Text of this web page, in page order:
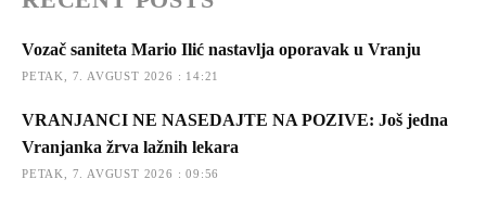
Vozač saniteta Mario Ilić nastavlja oporavak u Vranju
PETAK, 7. AVGUST 2026 : 14:21
VRANJANCI NE NASEDAJTE NA POZIVE: Još jedna
Vranjanka žrva lažnih lekara
PETAK, 7. AVGUST 2026 : 09:56